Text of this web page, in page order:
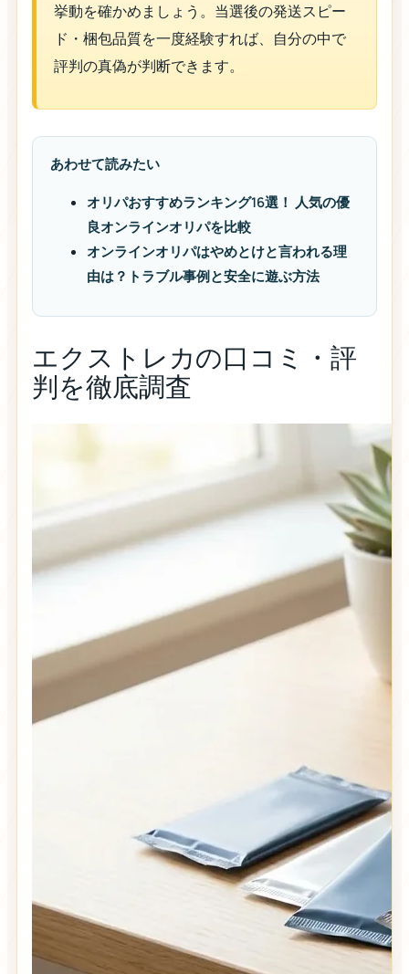
挙動を確かめましょう。当選後の発送スピー
ド・梱包品質を一度経験すれば、自分の中で
評判の真偽が判断できます。
あわせて読みたい
オリパおすすめランキング16選！ 人気の優
良オンラインオリパを比較
オンラインオリパはやめとけと言われる理
由は？トラブル事例と安全に遊ぶ方法
エクストレカの口コミ・評
判を徹底調査